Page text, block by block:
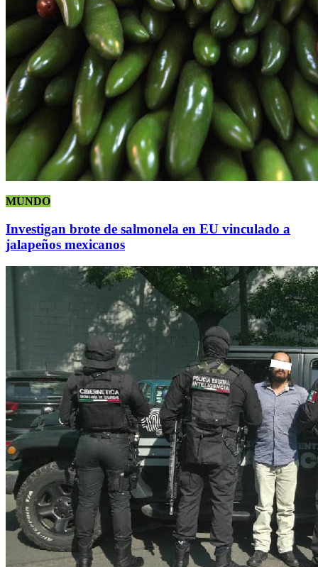
MUNDO
Investigan brote de salmonela en EU vinculado a
jalapeños mexicanos